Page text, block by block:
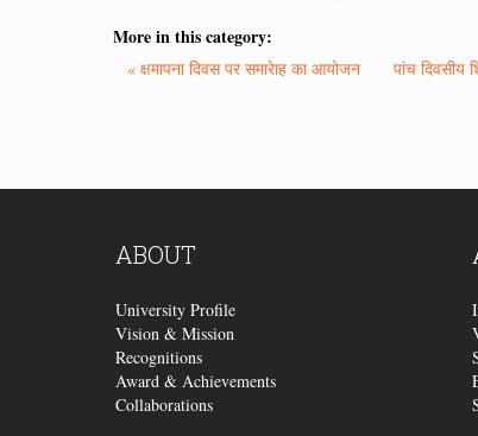
More in this category:
« क्षमापना दिवस पर समारेाह का आयोजन पांच दिवसीय
ABOUT
University Profile
Vision & Mission
Recognitions
Award & Achievements
Collaborations